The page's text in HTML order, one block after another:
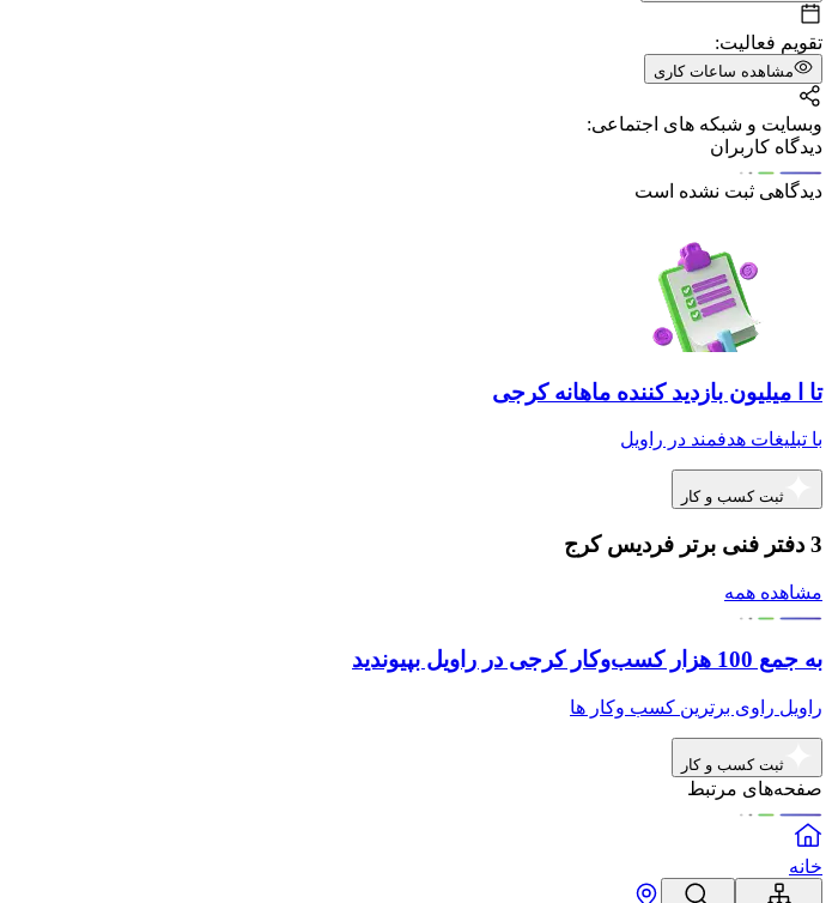
تقویم فعالیت:
مشاهده ساعات کاری
وبسایت و شبکه های اجتماعی:
دیدگاه کاربران
دیدگاهی ثبت نشده است
تا ا میلیون بازدید کننده ماهانه کرجی
با تبلیغات هدفمند در راویل
ثبت کسب و کار
3 دفتر فنی برتر فردیس کرج
مشاهده همه
به جمع 100 هزار کسب‌وکار کرجی در راویل بپیوندید
راویل راوی برترین کسب وکار ها
ثبت کسب و کار
صفحه‌های مرتبط
خانه